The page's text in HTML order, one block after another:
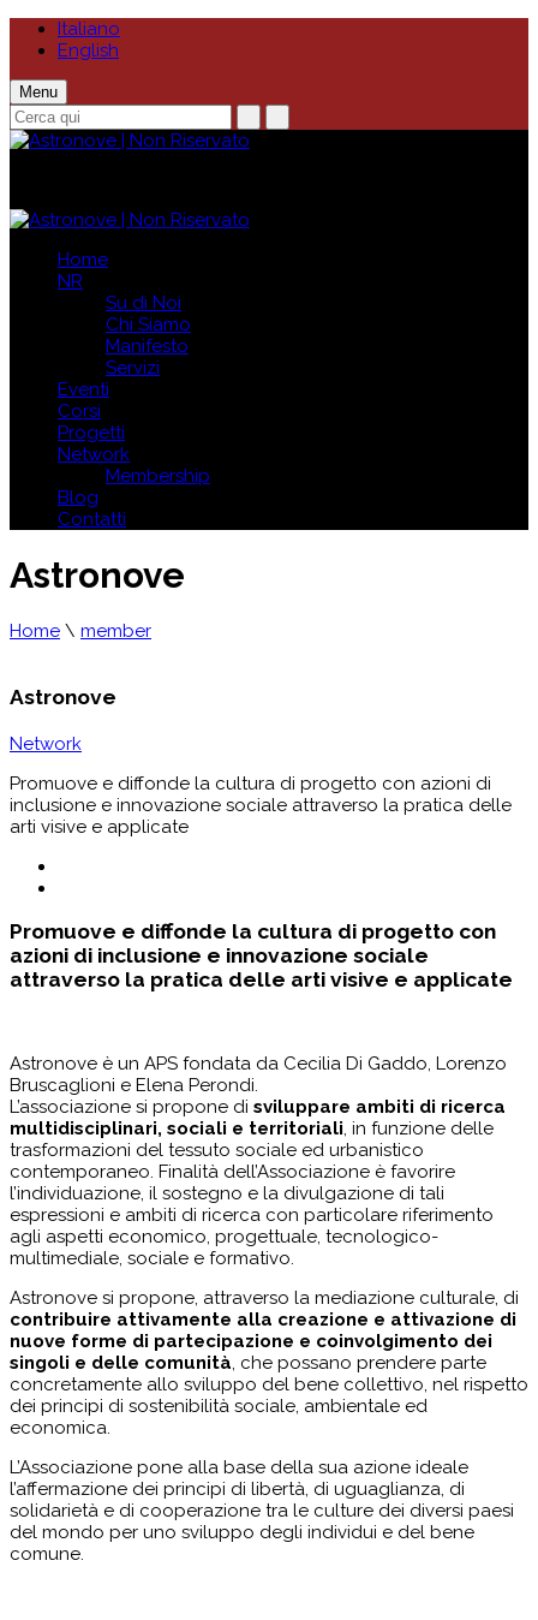
Italiano
English
Menu
Home
NR
Su di Noi
Chi Siamo
Manifesto
Servizi
Eventi
Corsi
Progetti
Network
Membership
Blog
Contatti
Astronove
Home \ member
Astronove
Network
Promuove e diffonde la cultura di progetto con azioni di
inclusione e innovazione sociale attraverso la pratica delle
arti visive e applicate
Promuove e diffonde la cultura di progetto con
azioni di inclusione e innovazione sociale
attraverso la pratica delle arti visive e applicate
Astronove è un APS fondata da Cecilia Di Gaddo, Lorenzo
Bruscaglioni e Elena Perondi.
L’associazione si propone di sviluppare ambiti di ricerca
multidisciplinari, sociali e territoriali, in funzione delle
trasformazioni del tessuto sociale ed urbanistico
contemporaneo. Finalità dell’Associazione è favorire
l’individuazione, il sostegno e la divulgazione di tali
espressioni e ambiti di ricerca con particolare riferimento
agli aspetti economico, progettuale, tecnologico-
multimediale, sociale e formativo.
Astronove si propone, attraverso la mediazione culturale, di
contribuire attivamente alla creazione e attivazione di
nuove forme di partecipazione e coinvolgimento dei
singoli e delle comunità, che possano prendere parte
concretamente allo sviluppo del bene collettivo, nel rispetto
dei principi di sostenibilità sociale, ambientale ed
economica.
L’Associazione pone alla base della sua azione ideale
l’affermazione dei principi di libertà, di uguaglianza, di
solidarietà e di cooperazione tra le culture dei diversi paesi
del mondo per uno sviluppo degli individui e del bene
comune.